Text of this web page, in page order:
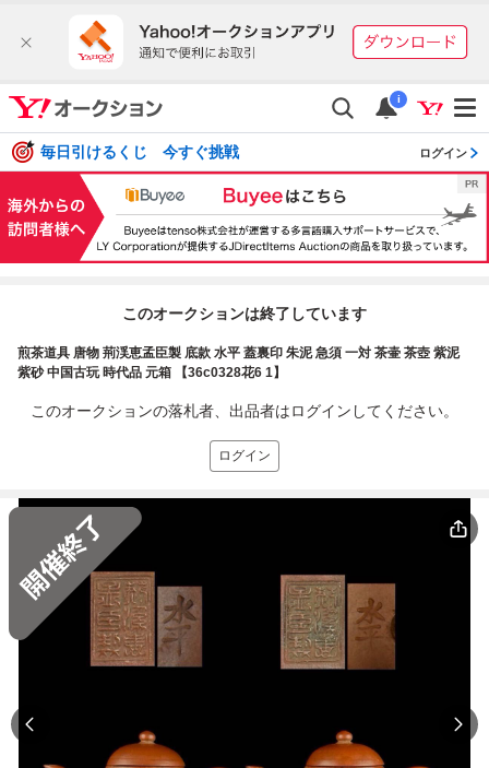
i
毎日引けるくじ 今すぐ挑戦 ログイン
このオークションは終了しています
煎茶道具 唐物 荊渓恵孟臣製 底款 水平 蓋裏印 朱泥 急須 一対 茶壷 茶壺 紫泥
紫砂 中国古玩 時代品 元箱 【36c0328花6 1】
このオークションの落札者、出品者はログインしてください。
ログイン